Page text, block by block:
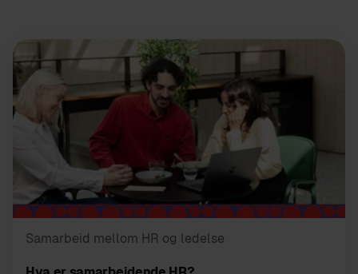
Samarbeid mellom HR og ledelse